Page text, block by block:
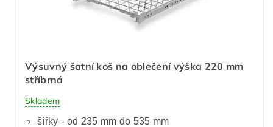
Výsuvný šatní koš na oblečení výška 220 mm
stříbrná
Skladem
šířky - od 235 mm do 535 mm